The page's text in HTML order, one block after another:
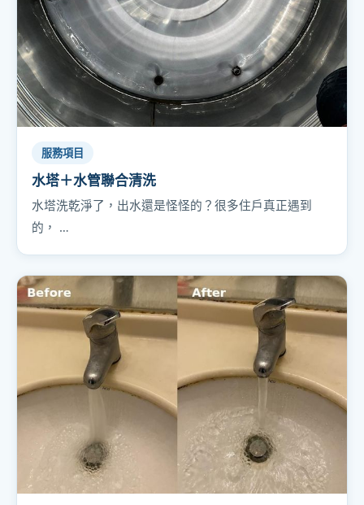
服務項目
水塔＋水管聯合清洗
水塔洗乾淨了，出水還是怪怪的？很多住戶真正遇到
的， …